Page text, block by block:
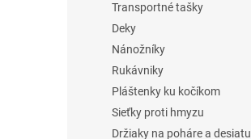
Transportné tašky
Deky
Nánožníky
Rukávniky
Pláštenky ku kočíkom
Sieťky proti hmyzu
Držiaky na poháre a desiatu